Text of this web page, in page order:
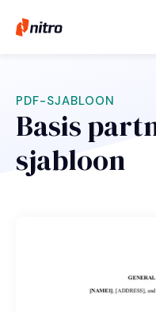
PDF-SJABLOON
Basis
sjabloon